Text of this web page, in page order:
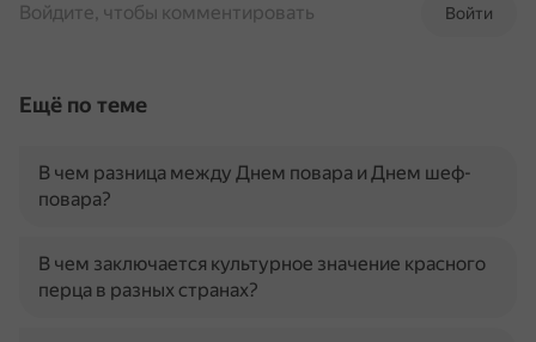
Войти
Войдите, чтобы комментировать
Ещё по теме
В чем разница между Днем повара и Днем шеф-
повара?
В чем заключается культурное значение красного
перца в разных странах?